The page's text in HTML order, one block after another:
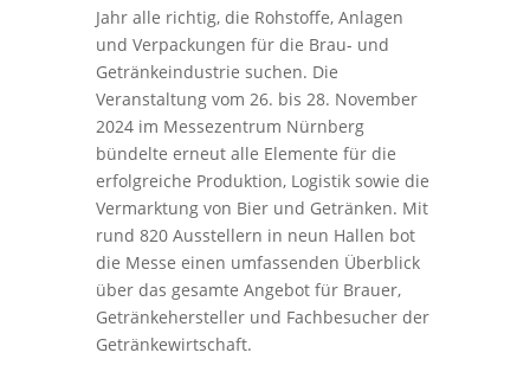
Jahr alle richtig, die Rohstoffe, Anlagen
und Verpackungen für die Brau- und
Getränkeindustrie suchen. Die
Veranstaltung vom 26. bis 28. November
2024 im Messezentrum Nürnberg
bündelte erneut alle Elemente für die
erfolgreiche Produktion, Logistik sowie die
Vermarktung von Bier und Getränken. Mit
rund 820 Ausstellern in neun Hallen bot
die Messe einen umfassenden Überblick
über das gesamte Angebot für Brauer,
Getränkehersteller und Fachbesucher der
Getränkewirtschaft.